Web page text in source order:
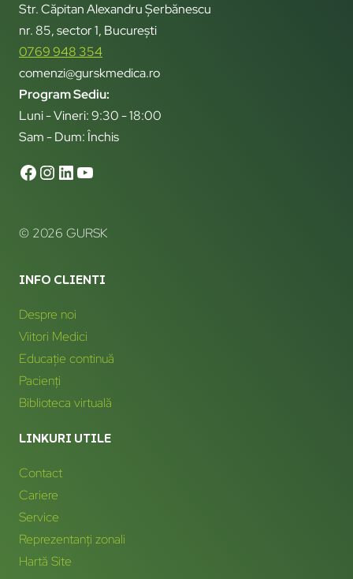
Str. Căpitan Alexandru Șerbănescu
nr. 85, sector 1, București
0769 948 354
comenzi@gurskmedica.ro
Program Sediu:
Luni - Vineri: 9:30 - 18:00
Sam - Dum: Închis
© 2026 GURSK
INFO CLIENTI
Despre noi
Viitori Medici
Educație continuă
Pacienți
Biblioteca virtuală
LINKURI UTILE
Contact
Cariere
Service
Reprezentanți zonali
Hartă Site